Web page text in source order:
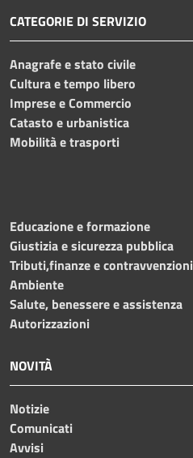
CATEGORIE DI SERVIZIO
Anagrafe e stato civile
Cultura e tempo libero
Imprese e Commercio
Catasto e urbanistica
Mobilità e trasporti
Educazione e formazione
Giustizia e sicurezza pubblica
Tributi,finanze e contravvenzioni
Ambiente
Salute, benessere e assistenza
Autorizzazioni
NOVITÀ
Notizie
Comunicati
Avvisi